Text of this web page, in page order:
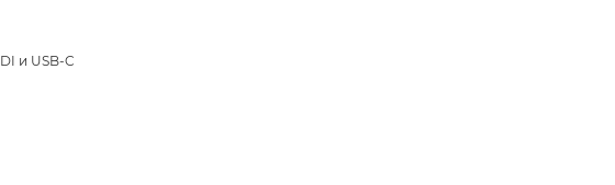
и USB-C